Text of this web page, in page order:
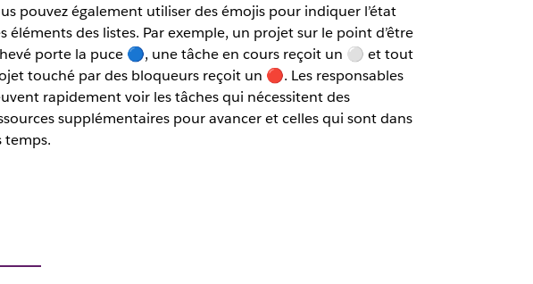
pouvez également utiliser des émojis pour indiquer l’état
éléments des listes. Par exemple, un projet sur le point d’être
porte la puce 🔵, une tâche en cours reçoit un ⚪️ et tout
touché par des bloqueurs reçoit un 🔴. Les responsables
rapidement voir les tâches qui nécessitent des
supplémentaires pour avancer et celles qui sont dans
temps.